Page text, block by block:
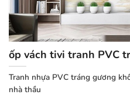
ốp vách tivi tranh PVC
Tranh nhựa PVC tráng gương
nhà thầu